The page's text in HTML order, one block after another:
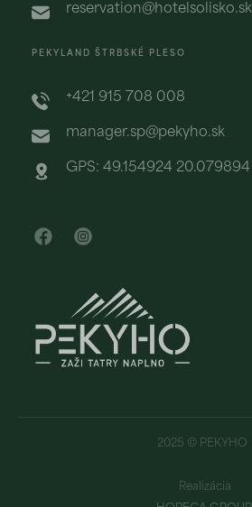
reservation@hotelsolisko.sk
PEKYLAND ŠTRBSKÉ PLESO
+421 915 708 008
manager.sp@pekyho.sk
GPS: 49.154924 20.079894
2025 © PEKYHO
Realizácia